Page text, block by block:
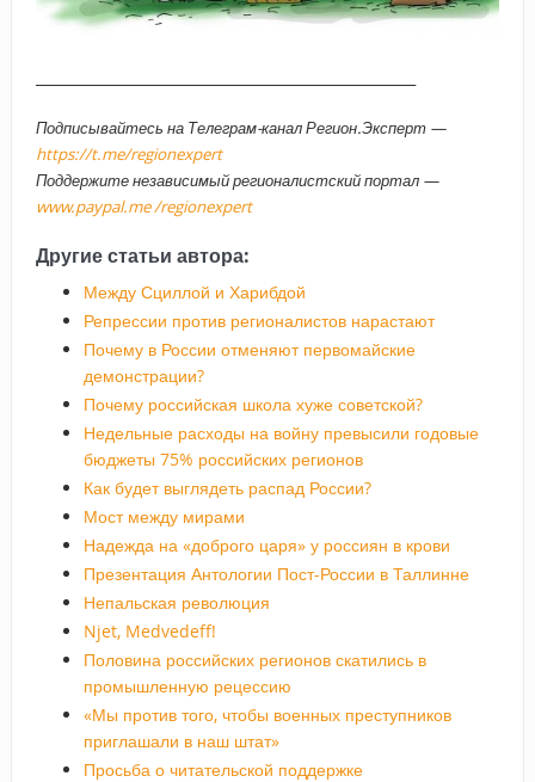
Подписывайтесь на Телеграм-канал Регион.Эксперт —
https://t.me/regionexpert
Поддержите независимый регионалистский портал —
www.paypal.me /regionexpert
Другие статьи автора:
Между Сциллой и Харибдой
Репрессии против регионалистов нарастают
Почему в России отменяют первомайские
демонстрации?
Почему российская школа хуже советской?
Недельные расходы на войну превысили годовые
бюджеты 75% российских регионов
Как будет выглядеть распад России?
Мост между мирами
Надежда на «доброго царя» у россиян в крови
Презентация Антологии Пост-России в Таллинне
Непальская революция
Njet, Medvedeff!
Половина российских регионов скатились в
промышленную рецессию
«Мы против того, чтобы военных преступников
приглашали в наш штат»
Просьба о читательской поддержке